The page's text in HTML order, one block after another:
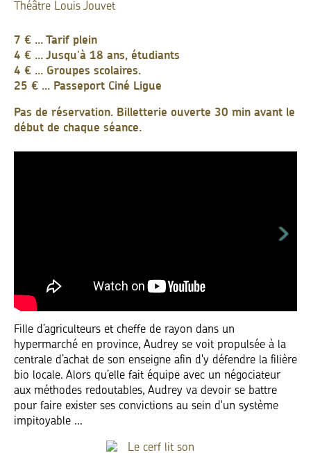
Théâtre Louis Jouvet
7 € ... Tarif plein
4 € ... Jusqu'à 18 ans, étudiants
4 € ... Groupes scolaires.
25 € ... Passeport Ciné Ligue
Pas de réservation. Billetterie ouverte 30 min avant le
début de chaque séance.
Fille d’agriculteurs et cheffe de rayon dans un
hypermarché en province, Audrey se voit propulsée à la
centrale d’achat de son enseigne afin d'y défendre la filière
bio locale. Alors qu’elle fait équipe avec un négociateur
aux méthodes redoutables, Audrey va devoir se battre
pour faire exister ses convictions au sein d'un système
impitoyable …